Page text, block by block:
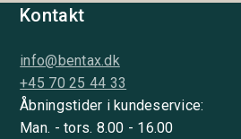
Kontakt
info@bentax.dk
+45 70 25 44 33
Åbningstider i kundeservice:
Man. - tors. 8.00 - 16.00